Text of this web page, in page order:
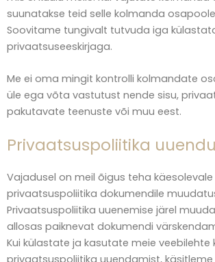
suunatakse teid selle kolmanda
Soovitame tungivalt tutvuda iga
privaatsuseeskirjaga.
Me ei oma mingit kontrolli kolmandate
üle ega võta vastutust nende sisu,
pakutavate teenuste või muu eest.
Privaatsuspoliitika
Vajadusel on meil õigus teha käesolevale
privaatsuspoliitika dokumendile
Privaatsuspoliitika uuenemise järel
allosas paiknevat dokumendi
Kui külastate ja kasutate meie veebilehte